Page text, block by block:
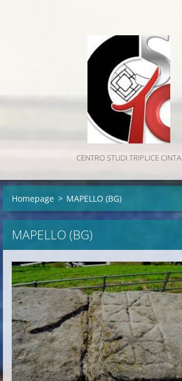
CENTRO STUDI TRIPLICE CINTA
Homepage > MAPELLO (BG)
MAPELLO (BG)